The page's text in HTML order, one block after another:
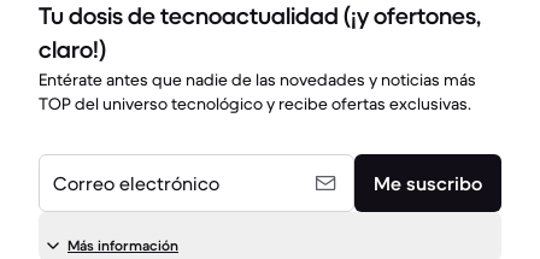
Tu dosis de tecnoactualidad (¡y ofertones,
claro!)
Entérate antes que nadie de las novedades y noticias más
TOP del universo tecnológico y recibe ofertas exclusivas.
Correo electrónico Me suscribo
Más información